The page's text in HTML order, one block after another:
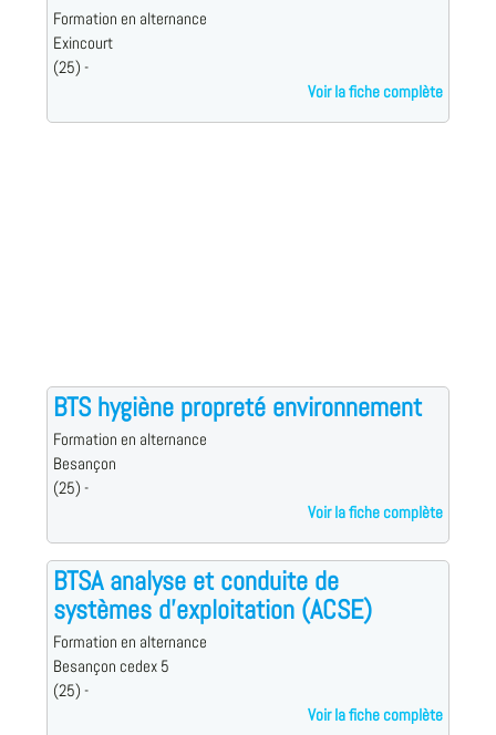
Formation en alternance
Exincourt
(25) -
Voir la fiche complète
BTS hygiène propreté environnement
Formation en alternance
Besançon
(25) -
Voir la fiche complète
BTSA analyse et conduite de
systèmes d'exploitation (ACSE)
Formation en alternance
Besançon cedex 5
(25) -
Voir la fiche complète